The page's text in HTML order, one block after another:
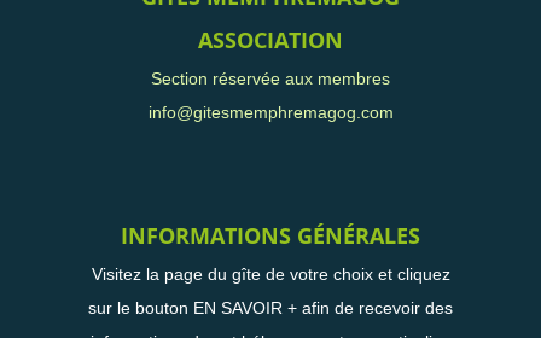
ASSOCIATION
Section réservée aux membres
info@gitesmemphremagog.com
INFORMATIONS GÉNÉRALES
Visitez la page du gîte de votre choix et cliquez
sur le bouton EN SAVOIR + afin de recevoir des